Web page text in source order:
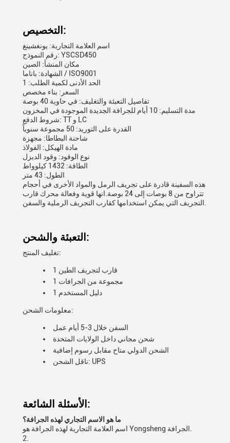
التخصيص:
اسم العلامة التجارية: يونغشينغ
رقم النموذج: YSCSD450
مكان المنشأ: الصين
الشهادة: باناما / ISO9001
الحد الأدنى لكمية الطلب: 1
السعر: بناء مخصص
تفاصيل التعبئة والتغليف: في حاوية 40 بوصة
مدة التسليم: 10 أيام للجرافة الجديدة الموجودة في المخزون
شروط الدفع: TT و LC
القدرة على التوريد: 50 مجموعة سنوياً
شاحنة البطاطا: مجهزة
مادة الهيكل: الفولاذ
نوع الوقود: وقود الديزل
الطاقة: 1432 كيلوواط
الطول: 43 متر
هذه السفينة قادرة على تجريف الرمل والمواد الأخرى في أحجام
تتراوح من 8 بوصات إلى 24 بوصة.انها قوية وفعالة محرك قارب
التعبئة والشحن:
تغليف المنتج:
1 قارب لتجريف الطين
1 مجموعة من الجرافات
1 دليل المستخدم
معلومات الشحن:
السفن خلال 3-5 أيام عمل
شحن مجاني داخل الولايات المتحدة
الشحن الدولي متاح مقابل رسوم إضافية
ناقل الشحن: UPS
الأسئلة الشائعة:
ما هو الاسم التجاري لهذه الجرافة؟
2.